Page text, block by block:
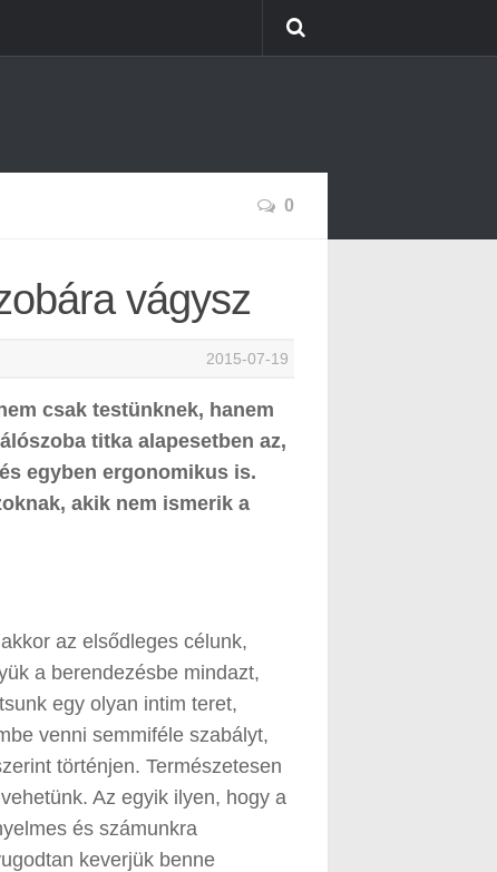
0
vágysz
2015-07-19
csak testünknek, hanem
titka alapesetben az,
egyben ergonomikus is.
akik nem ismerik a
az elsődleges célunk,
a berendezésbe mindazt,
egy olyan intim teret,
venni semmiféle szabályt,
történjen. Természetesen
Az egyik ilyen, hogy a
és számunkra
keverjük benne